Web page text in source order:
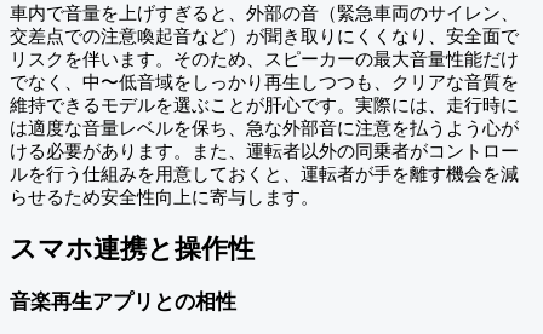
車内で音量を上げすぎると、外部の音（緊急車両のサイレン、
交差点での注意喚起音など）が聞き取りにくくなり、安全面で
リスクを伴います。そのため、スピーカーの最大音量性能だけ
でなく、中〜低音域をしっかり再生しつつも、クリアな音質を
維持できるモデルを選ぶことが肝心です。実際には、走行時に
は適度な音量レベルを保ち、急な外部音に注意を払うよう心が
ける必要があります。また、運転者以外の同乗者がコントロー
ルを行う仕組みを用意しておくと、運転者が手を離す機会を減
らせるため安全性向上に寄与します。
スマホ連携と操作性
音楽再生アプリとの相性